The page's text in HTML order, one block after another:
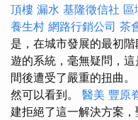
頂樓 漏水 基隆徵信社 區
養生村 網路行銷公司 茶
是，在城市發展的最初
遊的系統，毫無疑問，
間後遭受了嚴重的扭曲
然可以看到。 醫美 豐原
建拒絕了這一解決方案